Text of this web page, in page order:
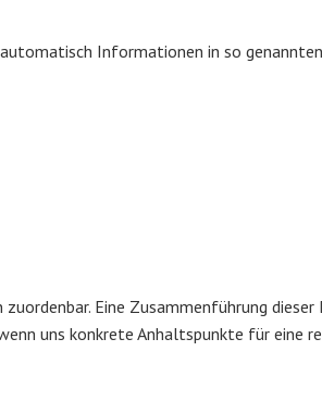
Informationen in so
Eine Zusammenführung
uns konkrete Anhaltspunkte für eine